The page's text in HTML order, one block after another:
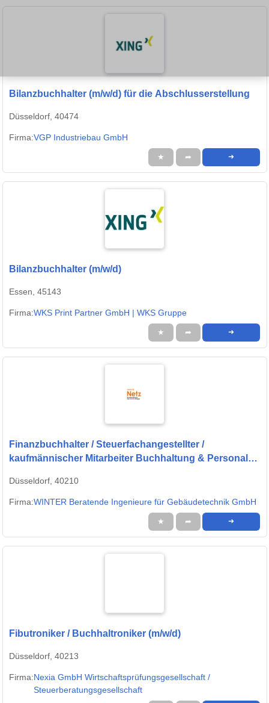
Bilanzbuchhalter (m/w/d) für die Abschlusserstellung
Düsseldorf, 40474
Firma:VGP Industriebau GmbH
★ ➦ ➜
Bilanzbuchhalter (m/w/d)
Essen, 45143
Firma:WKS Print Partner GmbH | WKS Gruppe
★ ➦ ➜
Finanzbuchhalter / Steuerfachangestellter /
kaufmännischer Mitarbeiter Buchhaltung & Personal
Düsseldorf, 40210
Firma:WINTER Beratende Ingenieure für Gebäudetechnik GmbH
★ ➦ ➜
Fibutroniker / Buchhaltroniker (m/w/d)
Düsseldorf, 40213
Firma:Nexia GmbH Wirtschaftsprüfungsgesellschaft /
Steuerberatungsgesellschaft